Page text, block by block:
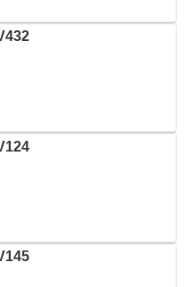
、安全にビジネスを展開する
る。本記事では...